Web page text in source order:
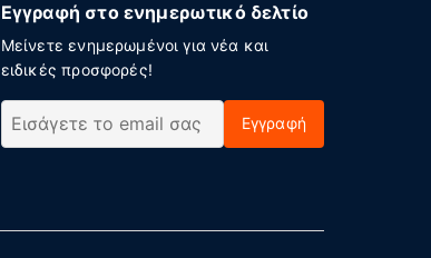
Εγγραφή στο ενημερωτικό δελτίο
Μείνετε ενημερωμένοι για νέα και
ειδικές προσφορές!
Εγγραφή